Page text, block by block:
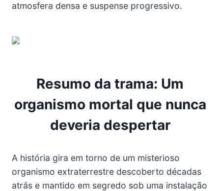
atmosfera densa e suspense progressivo.
Resumo da trama: Um
organismo mortal que nunca
deveria despertar
A história gira em torno de um misterioso
organismo extraterrestre descoberto décadas
atrás e mantido em segredo sob uma instalação